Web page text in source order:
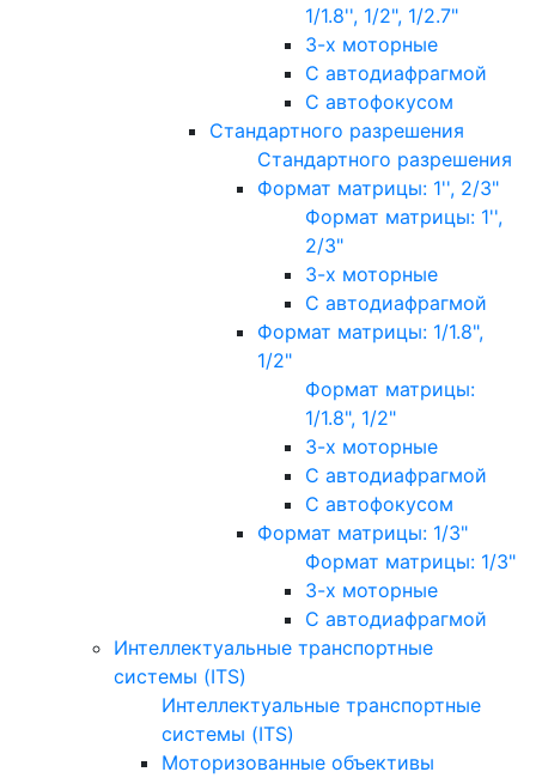
1/1.8'', 1/2", 1/2.7"
3-х моторные
С автодиафрагмой
С автофокусом
Стандартного разрешения
Стандартного разрешения
Формат матрицы: 1'', 2/3"
Формат матрицы: 1'',
2/3"
3-х моторные
С автодиафрагмой
Формат матрицы: 1/1.8",
1/2"
Формат матрицы:
1/1.8", 1/2"
3-х моторные
С автодиафрагмой
С автофокусом
Формат матрицы: 1/3"
Формат матрицы: 1/3"
3-х моторные
С автодиафрагмой
Интеллектуальные транспортные
системы (ITS)
Интеллектуальные транспортные
системы (ITS)
Моторизованные объективы